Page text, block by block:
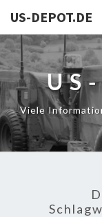
US-DEPOT.DE
Viele